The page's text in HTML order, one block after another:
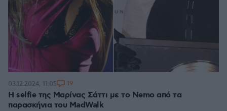
Η selfie της Μαρίνας Σάττι με το Nemo από τα
παρασκήνια του MadWalk
03.12.2024, 11:05 19